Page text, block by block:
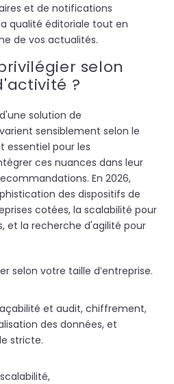
et de notifications
qualité éditoriale tout en
de vos actualités.
selon
?
solution de
sensiblement selon le
essentiel pour les
ces nuances dans leur
En 2026,
des dispositifs de
cotées, la scalabilité pour
et la recherche d'agilité pour
selon votre taille d’entreprise.
et audit, chiffrement,
des données, et
stricte.